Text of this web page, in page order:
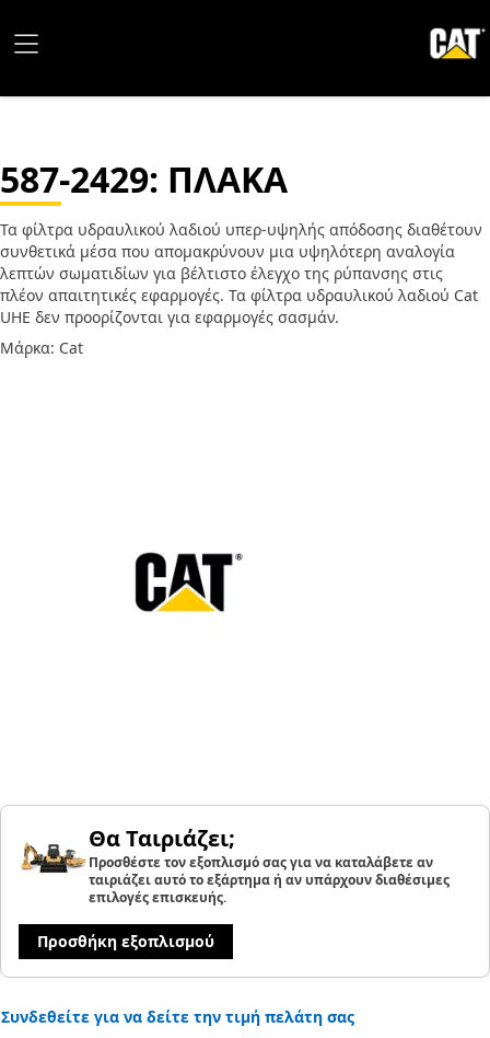
587-2429: ΠΛΑΚΑ
Τα φίλτρα υδραυλικού λαδιού υπερ-υψηλής απόδοσης διαθέτουν
συνθετικά μέσα που απομακρύνουν μια υψηλότερη αναλογία
λεπτών σωματιδίων για βέλτιστο έλεγχο της ρύπανσης στις
πλέον απαιτητικές εφαρμογές. Τα φίλτρα υδραυλικού λαδιού Cat
UHE δεν προορίζονται για εφαρμογές σασμάν.
Μάρκα: Cat
Θα Ταιριάζει;
Προσθέστε τον εξοπλισμό σας για να καταλάβετε αν
ταιριάζει αυτό το εξάρτημα ή αν υπάρχουν διαθέσιμες
επιλογές επισκευής.
Προσθήκη εξοπλισμού
Συνδεθείτε για να δείτε την τιμή πελάτη σας